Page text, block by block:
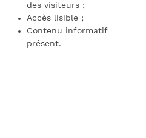
des visiteurs ;
Accès lisible ;
Contenu informatif
présent.